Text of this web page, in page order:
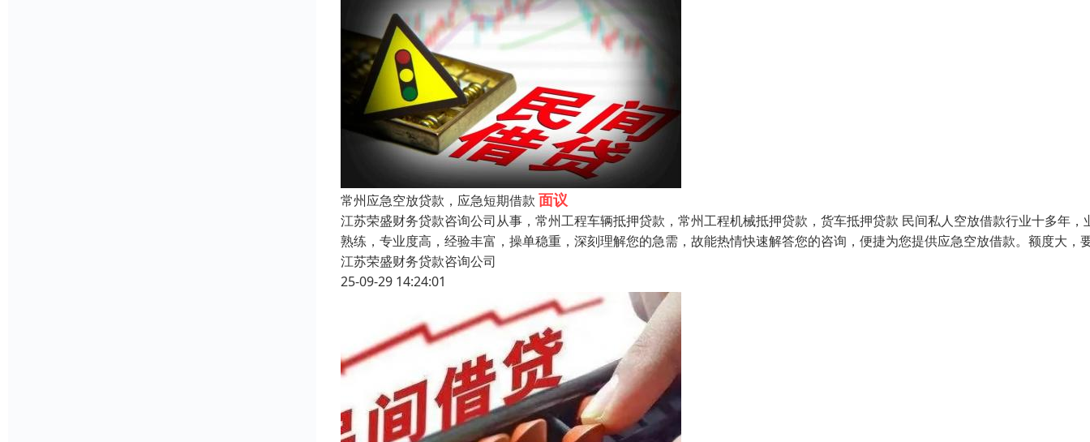
常州应急空放贷款，应急短期借款 面议
江苏荣盛财务贷款咨询公司从事，常州工程车辆抵押贷款，常州工程机械抵押贷款，货车抵押贷款 民间私人空放借款行业十多年，
熟练，专业度高，经验丰富，操单稳重，深刻理解您的急需，故能热情快速解答您的咨询，便捷为您提供应急空放借款。额度大，
江苏荣盛财务贷款咨询公司
25-09-29 14:24:01